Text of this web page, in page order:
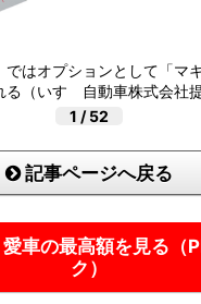
ではオプションとして「マ
（いすゞ自動車株式会社提
1 /52
記事ページへ戻る
愛車の最高額を見る（
ク）